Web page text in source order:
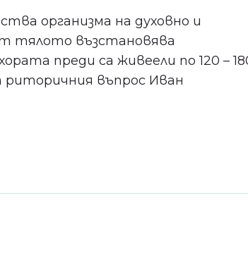
организма на духовно и
тялото възстановява
преди са живеели по 120 –
риторичния въпрос Иван
безплатни прегледи, нови